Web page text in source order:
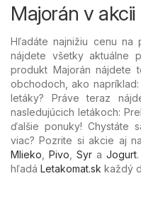
Majorán v akcii
Hľadáte najnižiu cenu na
nájdete všetky aktuálne
produkt Majorán nájdete
obchodoch, ako napríklad:
letáky? Práve teraz
nasledujúcich letákoch:
ďalšie ponuky! Chystáte
viac? Pozrite si akcie aj
Mlieko
Pivo Syr a Jogurt
hľadá Letakomat.sk každý